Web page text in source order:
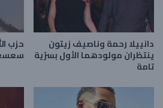
دانييلا رحمة وناصيف زيتون
ينتظران مولودهما الأول بسرّية
تامة
حزب